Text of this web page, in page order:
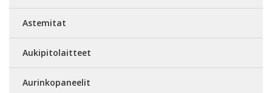
Astemitat
Aukipitolaitteet
Aurinkopaneelit